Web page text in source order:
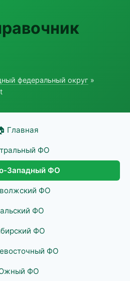
федеральный округ »
Главная
ФО
Западный ФО
ФО
ФО
ФО
ФО
ФО